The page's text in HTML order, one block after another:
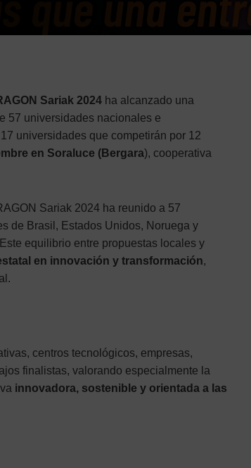
Sariak 2024 ha alcanzado una
57 universidades nacionales e
universidades que competirán por 12
en Soraluce (Bergara), cooperativa
Sariak 2024 ha reunido a 57
de Brasil, Estados Unidos, Noruega y
equilibrio entre propuestas locales y
en innovación y transformación,
centros tecnológicos, empresas,
finalistas, valorando especialmente la
innovadora, sostenible y orientada a las